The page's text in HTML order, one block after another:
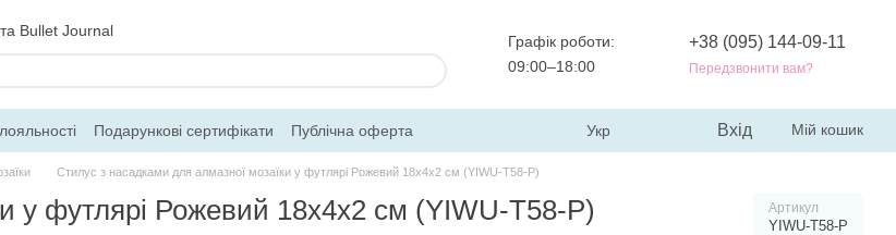
та Bullet Journal
Графік роботи:
09:00–18:00
+38 (095) 144-09-11
Передзвонити вам?
Подарункові сертифікати
Публічна оферта
Контакти Про магазин
Укр Вхід Мій кошик
Стилус з насадками для алмазної мозаїки у футлярі Рожевий 18х4х2 см (YIWU-T58-P)
у футлярі Рожевий 18х4х2 см (YIWU-T58-P) Артикул
YIWU-T58-P